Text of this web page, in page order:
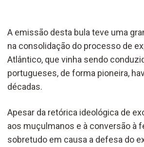
A emissão desta bula teve uma
na consolidação do processo de
Atlântico, que vinha sendo
portugueses, de forma pioneira,
décadas.
Apesar da retórica ideológica de
aos muçulmanos e à conversão à
sobretudo em causa a defesa do